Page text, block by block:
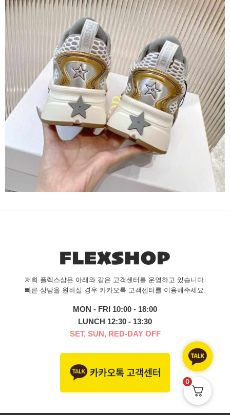
저희 플렉스샵은 아래와 같은 고객센터를 운영하고 있습니다.
빠른 상담을 원하실 경우 카카오톡 고객센터를 이용해주세요.
MON - FRI 10:00 - 18:00
LUNCH 12:30 - 13:30
SET, SUN, RED-DAY OFF
0